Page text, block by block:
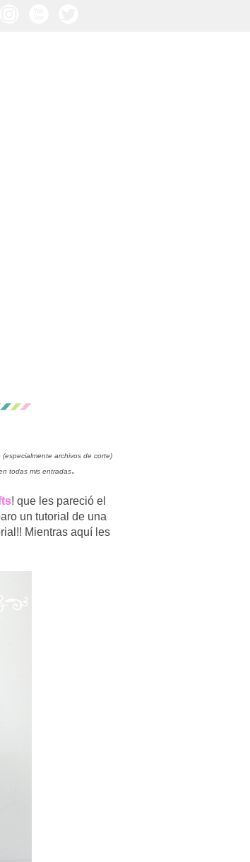
archivos de corte)
todas mis entradas.
! que les pareció el
un tutorial de una
Mientras aquí les